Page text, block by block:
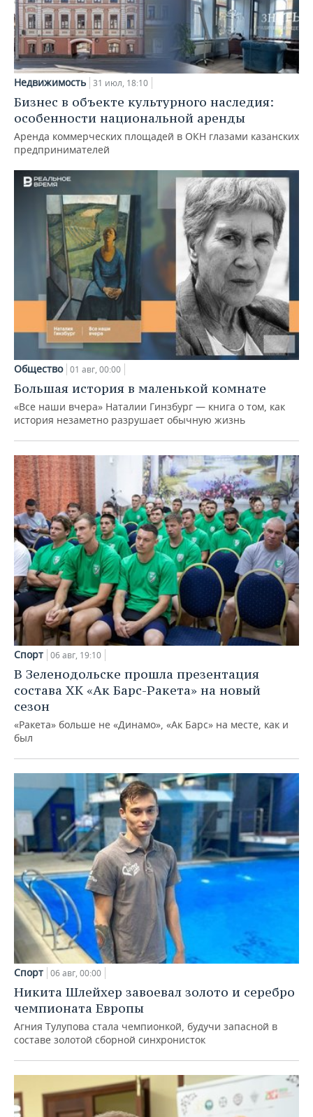
Недвижимость 31 июл, 18:10
Бизнес в объекте культурного наследия:
особенности национальной аренды
Аренда коммерческих площадей в ОКН глазами казанских
предпринимателей
Общество 01 авг, 00:00
Большая история в маленькой комнате
«Все наши вчера» Наталии Гинзбург — книга о том, как
история незаметно разрушает обычную жизнь
Спорт 06 авг, 19:10
В Зеленодольске прошла презентация
состава ХК «Ак Барс-Ракета» на новый
сезон
«Ракета» больше не «Динамо», «Ак Барс» на месте, как и
был
Спорт 06 авг, 00:00
Никита Шлейхер завоевал золото и серебро
чемпионата Европы
Агния Тулупова стала чемпионкой, будучи запасной в
составе золотой сборной синхронисток